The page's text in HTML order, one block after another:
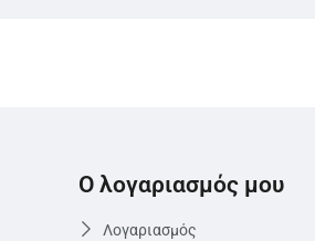
Ο λογαριασμός μου
Λογαριασμός